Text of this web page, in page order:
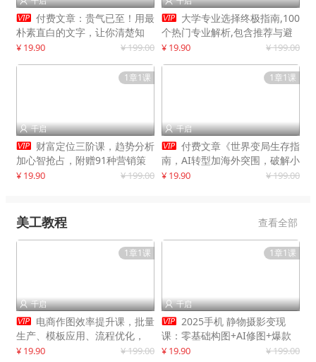
 付费文章：贵气已至！用最
朴素直白的文字，让你清楚知
道，该如何接住这一次时代的泼
¥ 19.90 ¥ 199.00
 大学专业选择终极指南,100
个热门专业解析,包含推荐与避
雷实用建议
¥ 19.90 ¥ 199.00
1章1课
 千启
 财富定位三阶课，趋势分析
加心智抢占，附赠91种营销策
略模型
¥ 19.90 ¥ 199.00
1章1课
 千启
 付费文章《世界变局生存指
南，AI转型加海外突围，破解小
城市生存陷阱》
¥ 19.90 ¥ 199.00
美工教程 查看全部
1章1课
 千启
 电商作图效率提升课，批量
生产、模板应用、流程优化，
20+细分品类实操案例，月赚3
¥ 19.90 ¥ 199.00
1章1课
 千启
 2025手机 静物摄影变现
课：零基础构图+AI修图+爆款
创作
¥ 19.90 ¥ 199.00